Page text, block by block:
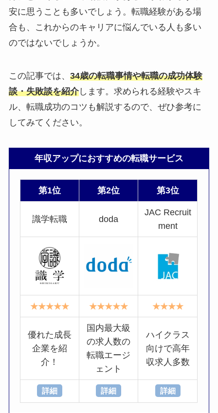
安に思うことも多いでしょう。転職経験がある場
合も、これからのキャリアに悩んでいる人も多い
のではないでしょうか。
この記事では、 34歳の転職事情や転職の成功体験
談・失敗談を紹介します。求められる経験やスキ
ル、転職成功のコツも解説するので、ぜひ参考に
してみてください。
年収アップにおすすめの転職サービス
第1位 第2位 第3位
識学転職 doda
JAC Recruit
ment
★★★★★ ★★★★★ ★★★★
優れた成長
企業を紹
介！
国内最大級
の求人数の
転職エージ
ェント
ハイクラス
向けで高年
収求人多数
詳細 詳細 詳細